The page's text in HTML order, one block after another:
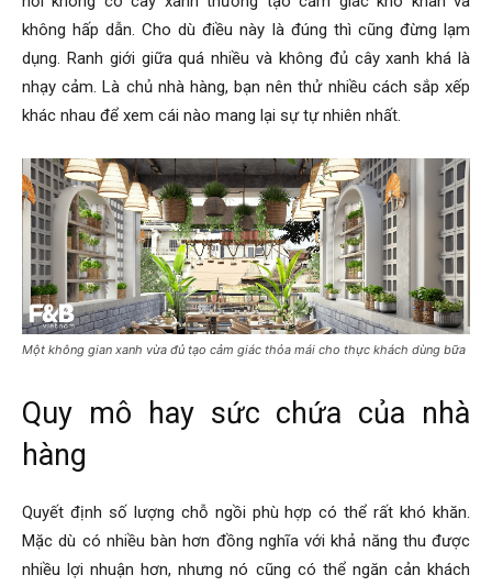
không hấp dẫn. Cho dù điều này là đúng thì cũng đừng lạm
dụng. Ranh giới giữa quá nhiều và không đủ cây xanh khá là
nhạy cảm. Là chủ nhà hàng, bạn nên thử nhiều cách sắp xếp
khác nhau để xem cái nào mang lại sự tự nhiên nhất.
Một không gian xanh vừa đủ tạo cảm giác thỏa mái cho thực khách dùng bữa
Quy mô hay sức chứa của nhà
hàng
Quyết định số lượng chỗ ngồi phù hợp có thể rất khó khăn.
Mặc dù có nhiều bàn hơn đồng nghĩa với khả năng thu được
nhiều lợi nhuận hơn, nhưng nó cũng có thể ngăn cản khách